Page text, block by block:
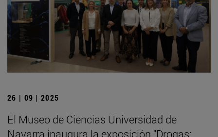
26 | 09 | 2025
El Museo de Ciencias Universidad de
Navarra inaugura la exposición "Drogas: